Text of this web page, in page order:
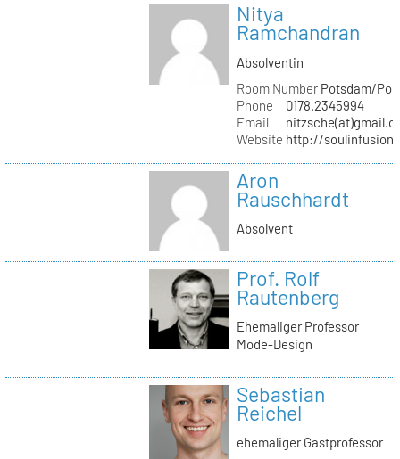
Nitya
Ramchandran
Absolventin
Room NumberPotsdam/
Phone
0178.2345994
Email
Website http://
Aron
Rauschhardt
Absolvent
Prof. Rolf
Rautenberg
Ehemaliger Professor
Mode-Design
Sebastian
Reichel
ehemaliger Gastprofessor